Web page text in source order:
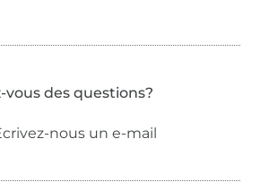
vous des questions?
nous un e-mail